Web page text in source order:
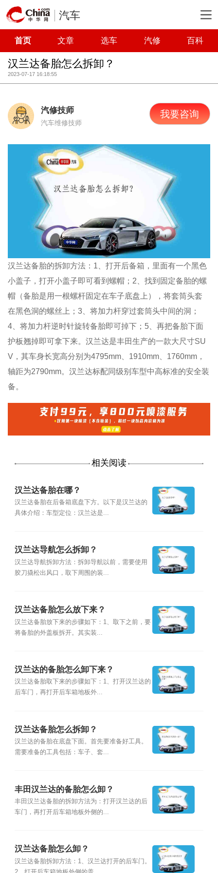
汽车
首页 文章 选车 汽修 百科
汉兰达备胎怎么拆卸？
2023-07-17 16:18:55
汽修技师
汽车维修技师
我要咨询
汉兰达备胎的拆卸方法：1、打开后备箱，里面有一个黑色
小盖子，打开小盖子即可看到螺帽；2、找到固定备胎的螺
帽（备胎是用一根螺杆固定在车子底盘上），将套筒头套
在黑色洞的螺丝上；3、将加力杆穿过套筒头中间的洞；
4、将加力杆逆时针旋转备胎即可掉下；5、再把备胎下面
护板翘掉即可拿下来。汉兰达是丰田生产的一款大尺寸SU
V，其车身长宽高分别为4795mm、1910mm、1760mm，
轴距为2790mm。汉兰达标配同级别车型中高标准的安全装
备。
相关阅读
汉兰达备胎在哪？
汉兰达备胎在后备箱底盘下方。以下是汉兰达的
具体介绍：车型定位：汉兰达是...
汉兰达导航怎么拆卸？
汉兰达导航拆卸方法：拆卸导航以前，需要使用
胶刀撬松出风口，取下周围的装...
汉兰达备胎怎么放下来？
汉兰达备胎放下来的步骤如下：1、取下之前，要
将备胎的外盖板拆开。其实装...
汉兰达的备胎怎么卸下来？
汉兰达备胎取下来的步骤如下：1、打开汉兰达的
后车门，再打开后车箱地板外...
汉兰达备胎怎么拆卸？
汉兰达的备胎在底盘下面。首先要准备好工具。
需要准备的工具包括：车子、套...
丰田汉兰达的备胎怎么卸？
丰田汉兰达备胎的拆卸方法为：打开汉兰达的后
车门，再打开后车箱地板外侧的...
汉兰达备胎怎么卸？
汉兰达备胎拆卸方法：1、汉兰达打开的后车门。